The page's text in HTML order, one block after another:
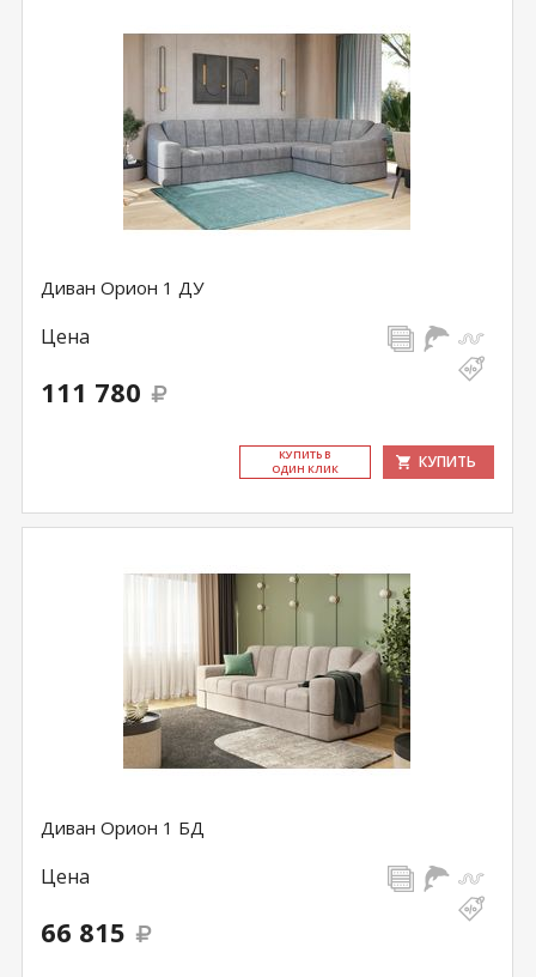
Диван Орион 1 ДУ
Цена
111 780
КУ­ПИТЬ В
ОДИН КЛИК
КУПИТЬ
Диван Орион 1 БД
Цена
66 815